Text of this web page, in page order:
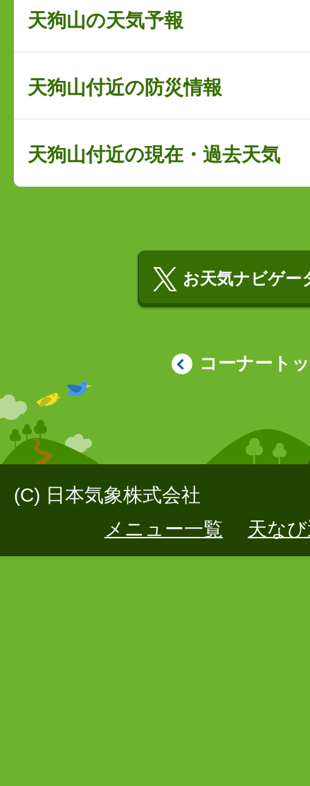
天狗山の天気予報
天狗山付近の防災情報
天狗山付近の現在・過去天気
お天気ナビゲー
コーナート
(C) 日本気象株式会社
メニュー一覧
天な